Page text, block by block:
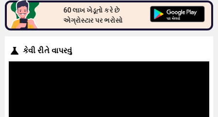
60 લાખ ખેડૂતો કરે છે
એગ્રોસ્ટાર પર ભરોસો
કેવી રીતે વાપરવું